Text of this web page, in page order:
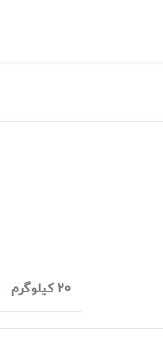
20 کیلوگرم